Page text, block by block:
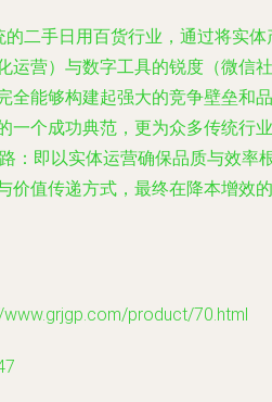
的二手日用百货行业，通过将实体
运营）与数字工具的锐度（微信社
全能够构建起强大的竞争壁垒和品
一个成功典范，更为众多传统行业
：即以实体运营确保品质与效率
价值传递方式，最终在降本增效的
product/70.html